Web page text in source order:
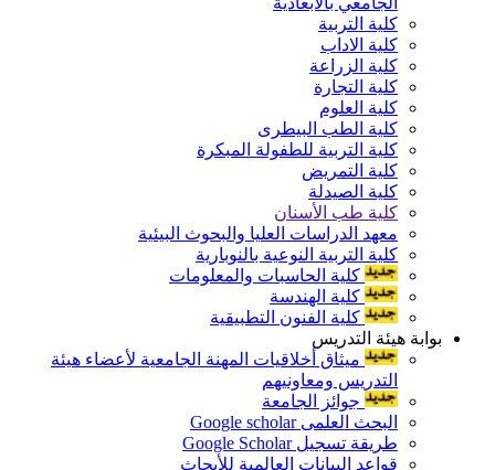
كلية التربية
كلية الاداب
كلية الزراعة
كلية التجارة
كلية العلوم
كلية الطب البيطرى
كلية التربية للطفولة المبكرة
كلية التمريض
كلية الصيدلة
كلية طب الأسنان
معهد الدراسات العليا والبحوث البيئية
كلية التربية النوعية بالنوبارية
كلية الحاسبات والمعلومات
كلية الهندسة
كلية الفنون التطبيقية
بوابة هيئة التدريس
ميثاق أخلاقيات المهنة الجامعية لأعضاء هيئة
التدريس ومعاونيهم
جوائز الجامعة
البحث العلمى Google scholar
طريقة تسجيل Google Scholar
قواعد البيانات العالمية للأبحاث